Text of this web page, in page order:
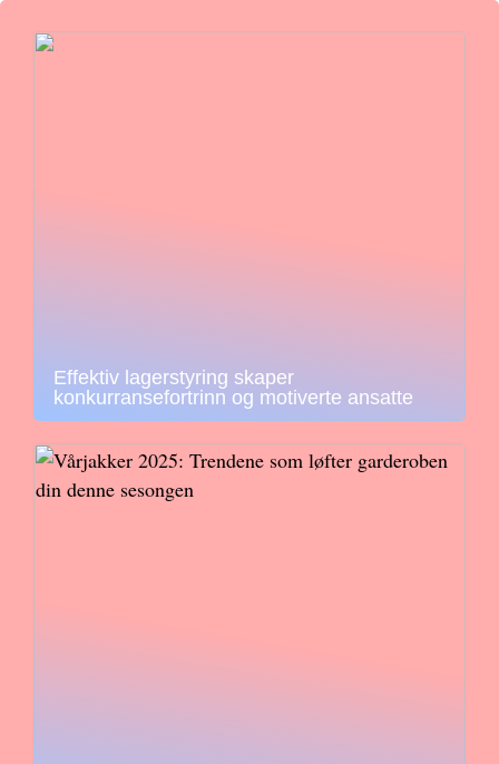
Effektiv lagerstyring skaper
konkurransefortrinn og motiverte ansatte